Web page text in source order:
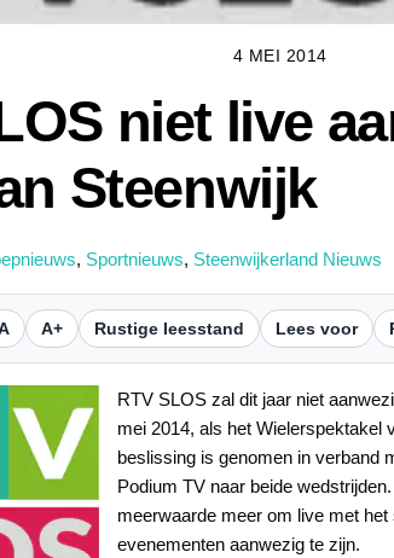
4 MEI 2014
niet live
Steenwijk
, Sportnieuws, Steenwijkerland Nieuws
A+ Rustige leesstand Lees voor
RTV SLOS zal dit jaar niet
mei 2014, als het Wielerspektakel
beslissing is genomen in verband
Podium TV naar beide
meerwaarde meer om live met
evenementen aanwezig te zijn.